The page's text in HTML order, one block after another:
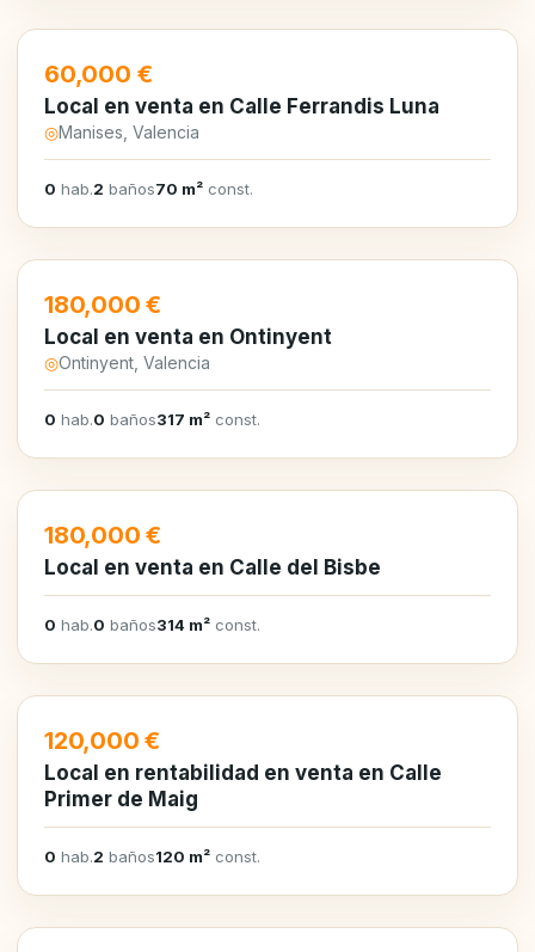
EN VENTA
60,000 €
Local en venta en Calle Ferrandis Luna
◎Manises, Valencia
0 hab.2 baños70 m² const.
EN VENTA
180,000 €
Local en venta en Ontinyent
◎Ontinyent, Valencia
0 hab.0 baños317 m² const.
EN VENTA
180,000 €
Local en venta en Calle del Bisbe
0 hab.0 baños314 m² const.
EN VENTA
120,000 €
Local en rentabilidad en venta en Calle
Primer de Maig
0 hab.2 baños120 m² const.